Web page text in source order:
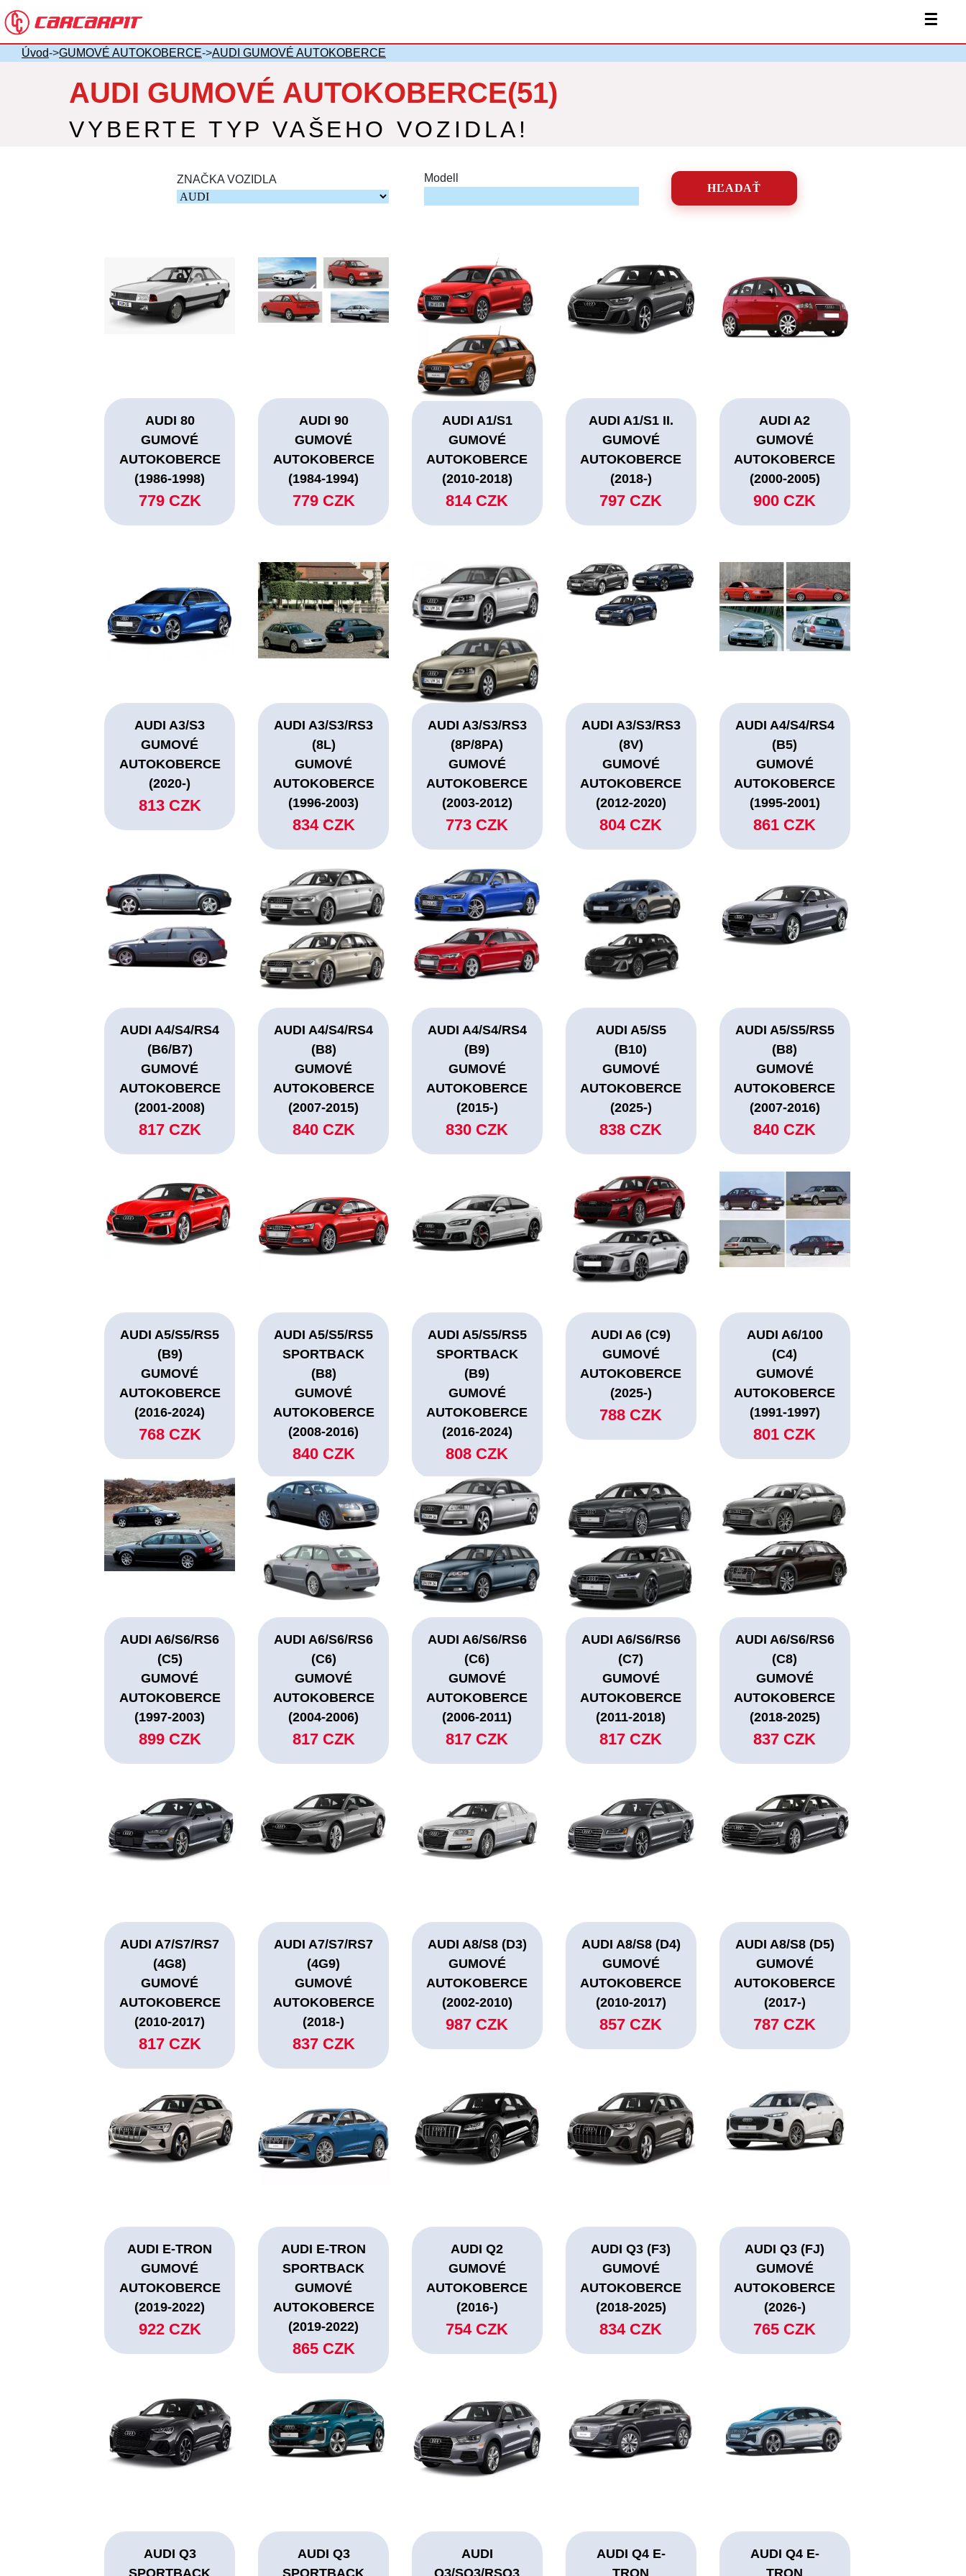
☰
Úvod->GUMOVÉ AUTOKOBERCE->AUDI GUMOVÉ AUTOKOBERCE
AUDI GUMOVÉ AUTOKOBERCE(51)
VYBERTE TYP VAŠEHO VOZIDLA!
ZNAČKA VOZIDLA
Modell
HĽADAŤ
AUDI 80
GUMOVÉ
AUTOKOBERCE
(1986-1998)
779 CZK
AUDI 90
GUMOVÉ
AUTOKOBERCE
(1984-1994)
779 CZK
AUDI A1/S1
GUMOVÉ
AUTOKOBERCE
(2010-2018)
814 CZK
AUDI A1/S1 II.
GUMOVÉ
AUTOKOBERCE
(2018-)
797 CZK
AUDI A2
GUMOVÉ
AUTOKOBERCE
(2000-2005)
900 CZK
AUDI A3/S3
GUMOVÉ
AUTOKOBERCE
(2020-)
813 CZK
AUDI A3/S3/RS3
(8L)
GUMOVÉ
AUTOKOBERCE
(1996-2003)
834 CZK
AUDI A3/S3/RS3
(8P/8PA)
GUMOVÉ
AUTOKOBERCE
(2003-2012)
773 CZK
AUDI A3/S3/RS3
(8V)
GUMOVÉ
AUTOKOBERCE
(2012-2020)
804 CZK
AUDI A4/S4/RS4
(B5)
GUMOVÉ
AUTOKOBERCE
(1995-2001)
861 CZK
AUDI A4/S4/RS4
(B6/B7)
GUMOVÉ
AUTOKOBERCE
(2001-2008)
817 CZK
AUDI A4/S4/RS4
(B8)
GUMOVÉ
AUTOKOBERCE
(2007-2015)
840 CZK
AUDI A4/S4/RS4
(B9)
GUMOVÉ
AUTOKOBERCE
(2015-)
830 CZK
AUDI A5/S5
(B10)
GUMOVÉ
AUTOKOBERCE
(2025-)
838 CZK
AUDI A5/S5/RS5
(B8)
GUMOVÉ
AUTOKOBERCE
(2007-2016)
840 CZK
AUDI A5/S5/RS5
(B9)
GUMOVÉ
AUTOKOBERCE
(2016-2024)
768 CZK
AUDI A5/S5/RS5
SPORTBACK
(B8)
GUMOVÉ
AUTOKOBERCE
(2008-2016)
840 CZK
AUDI A5/S5/RS5
SPORTBACK
(B9)
GUMOVÉ
AUTOKOBERCE
(2016-2024)
808 CZK
AUDI A6 (C9)
GUMOVÉ
AUTOKOBERCE
(2025-)
788 CZK
AUDI A6/100
(C4)
GUMOVÉ
AUTOKOBERCE
(1991-1997)
801 CZK
AUDI A6/S6/RS6
(C5)
GUMOVÉ
AUTOKOBERCE
(1997-2003)
899 CZK
AUDI A6/S6/RS6
(C6)
GUMOVÉ
AUTOKOBERCE
(2004-2006)
817 CZK
AUDI A6/S6/RS6
(C6)
GUMOVÉ
AUTOKOBERCE
(2006-2011)
817 CZK
AUDI A6/S6/RS6
(C7)
GUMOVÉ
AUTOKOBERCE
(2011-2018)
817 CZK
AUDI A6/S6/RS6
(C8)
GUMOVÉ
AUTOKOBERCE
(2018-2025)
837 CZK
AUDI A7/S7/RS7
(4G8)
GUMOVÉ
AUTOKOBERCE
(2010-2017)
817 CZK
AUDI A7/S7/RS7
(4G9)
GUMOVÉ
AUTOKOBERCE
(2018-)
837 CZK
AUDI A8/S8 (D3)
GUMOVÉ
AUTOKOBERCE
(2002-2010)
987 CZK
AUDI A8/S8 (D4)
GUMOVÉ
AUTOKOBERCE
(2010-2017)
857 CZK
AUDI A8/S8 (D5)
GUMOVÉ
AUTOKOBERCE
(2017-)
787 CZK
AUDI E-TRON
GUMOVÉ
AUTOKOBERCE
(2019-2022)
922 CZK
AUDI E-TRON
SPORTBACK
GUMOVÉ
AUTOKOBERCE
(2019-2022)
865 CZK
AUDI Q2
GUMOVÉ
AUTOKOBERCE
(2016-)
754 CZK
AUDI Q3 (F3)
GUMOVÉ
AUTOKOBERCE
(2018-2025)
834 CZK
AUDI Q3 (FJ)
GUMOVÉ
AUTOKOBERCE
(2026-)
765 CZK
AUDI Q3
AUDI Q3
AUDI
AUDI Q4 E-
AUDI Q4 E-